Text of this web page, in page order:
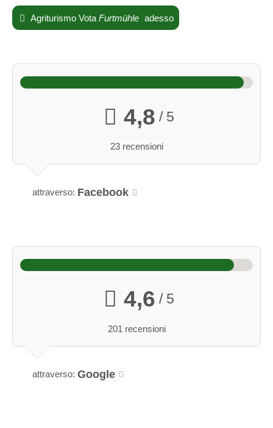
Agriturismo Vota Furtmühle adesso
4,8 / 5
23 recensioni
attraverso: Facebook
4,6 / 5
201 recensioni
attraverso: Google